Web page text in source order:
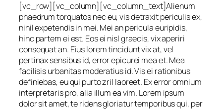
[vc_row][vc_column][vc_column_text]Alienum
phaedrum torquatos nec eu, vis detraxit periculis ex,
nihil expetendis in mei. Mei an pericula euripidis,
hinc partem ei est. Eos ei nisl graecis, vix aperiri
consequat an. Eius lorem tincidunt vix at, vel
pertinax sensibus id, error epicurei mea et. Mea
facilisis urbanitas moderatius id. Vis ei rationibus
definiebas, eu qui purto zril laoreet. Ex error omnium
interpretaris pro, alia illum ea vim. Lorem ipsum
dolor sit amet, te ridens gloriatur temporibus qui, per